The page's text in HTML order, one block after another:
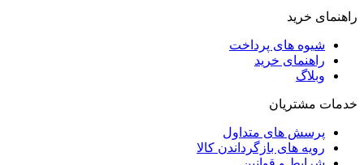
راهنمای خرید
شیوه های پرداخت
راهنمای خرید
وبلاگ
خدمات مشتریان
پرسش های متداول
رویه های بازگرداندن کالا